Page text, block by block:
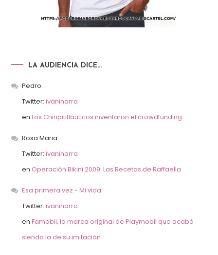
LA AUDIENCIA DICE…
Pedro.
Twitter: ivaninarra
en Los Chiripitifláuticos inventaron el crowdfunding
Rosa Maria
Twitter: ivaninarra
en Operación Bikini 2009: Las Recetas de Raffaella
Esa primera vez - Mi vida
Twitter: ivaninarra
en Famobil, la marca original de Playmobil que acabó
siendo la de su imitación